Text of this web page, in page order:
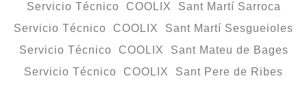
Servicio Técnico COOLIX Sant Martí Sarroca
Servicio Técnico COOLIX Sant Martí Sesgueioles
Servicio Técnico COOLIX Sant Mateu de Bages
Servicio Técnico COOLIX Sant Pere de Ribes